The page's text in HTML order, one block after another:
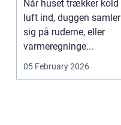
lavere
varmeregning
Når huset trækker kold
luft ind, duggen samler
sig på ruderne, eller
varmeregninge...
05 February 2026